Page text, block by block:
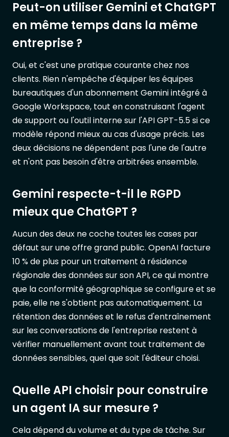
Peut-on utiliser Gemini et ChatGPT
en même temps dans la même
entreprise ?
Oui, et c'est une pratique courante chez nos
clients. Rien n'empêche d'équiper les équipes
bureautiques d'un abonnement Gemini intégré à
Google Workspace, tout en construisant l'agent
de support ou l'outil interne sur l'API GPT-5.5 si ce
modèle répond mieux au cas d'usage précis. Les
deux décisions ne dépendent pas l'une de l'autre
et n'ont pas besoin d'être arbitrées ensemble.
Gemini respecte-t-il le RGPD
mieux que ChatGPT ?
Aucun des deux ne coche toutes les cases par
défaut sur une offre grand public. OpenAI facture
10 % de plus pour un traitement à résidence
régionale des données sur son API, ce qui montre
que la conformité géographique se configure et se
paie, elle ne s'obtient pas automatiquement. La
rétention des données et le refus d'entraînement
sur les conversations de l'entreprise restent à
vérifier manuellement avant tout traitement de
données sensibles, quel que soit l'éditeur choisi.
Quelle API choisir pour construire
un agent IA sur mesure ?
Cela dépend du volume et du type de tâche. Sur